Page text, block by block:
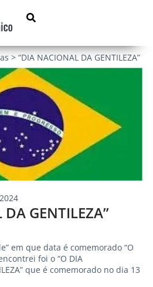
> “DIA NACIONAL DA GENTILEZA”
GENTILEZA”
em que data é comemorado “O
foi o “O DIA
que é comemorado no dia 13